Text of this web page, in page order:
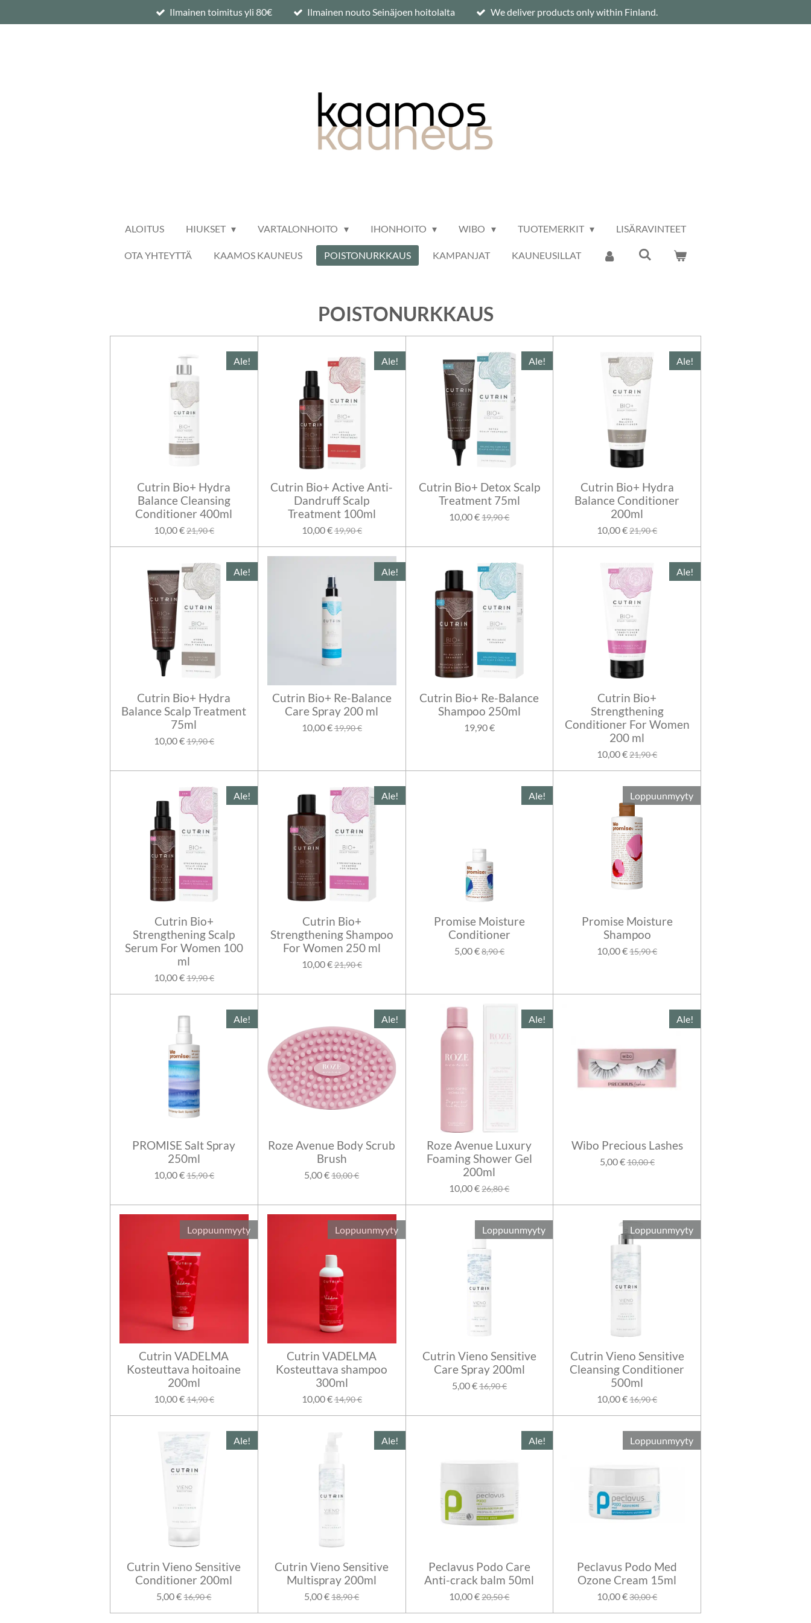
pääsisältöön
Ilmainen toimitus yli 80€ Ilmainen nouto Seinäjoen hoitolalta We deliver products only within Finland.
ALOITUS HIUKSET VARTALONHOITO IHONHOITO WIBO TUOTEMERKIT LISÄRAVINTEET
OTA YHTEYTTÄ KAAMOS KAUNEUS POISTONURKKAUS KAMPANJAT KAUNEUSILLAT
POISTONURKKAUS
Ale!
Cutrin Bio+ Hydra
Balance Cleansing
Conditioner 400ml
10,00 €21,90 €
Ale!
Cutrin Bio+ Active Anti-
Dandruff Scalp
Treatment 100ml
10,00 €19,90 €
Ale!
Cutrin Bio+ Detox Scalp
Treatment 75ml
10,00 €19,90 €
Ale!
Cutrin Bio+ Hydra
Balance Conditioner
200ml
10,00 €21,90 €
Ale!
Cutrin Bio+ Hydra
Balance Scalp Treatment
75ml
10,00 €19,90 €
Ale!
Cutrin Bio+ Re-Balance
Care Spray 200 ml
10,00 €19,90 €
Cutrin Bio+ Re-Balance
Shampoo 250ml
19,90 €
Ale!
Cutrin Bio+
Strengthening
Conditioner For Women
200 ml
10,00 €21,90 €
Ale!
Cutrin Bio+
Strengthening Scalp
Serum For Women 100
ml
10,00 €19,90 €
Ale!
Cutrin Bio+
Strengthening Shampoo
For Women 250 ml
10,00 €21,90 €
Ale!
Promise Moisture
Conditioner
5,00 €8,90 €
Loppuunmyyty
Promise Moisture
Shampoo
10,00 €15,90 €
Ale!
PROMISE Salt Spray
250ml
10,00 €15,90 €
Ale!
Roze Avenue Body Scrub
Brush
5,00 €10,00 €
Ale!
Roze Avenue Luxury
Foaming Shower Gel
200ml
10,00 €26,80 €
Ale!
Wibo Precious Lashes
5,00 €10,00 €
Loppuunmyyty
Cutrin VADELMA
Kosteuttava hoitoaine
200ml
10,00 €14,90 €
Loppuunmyyty
Cutrin VADELMA
Kosteuttava shampoo
300ml
10,00 €14,90 €
Loppuunmyyty
Cutrin Vieno Sensitive
Care Spray 200ml
5,00 €16,90 €
Loppuunmyyty
Cutrin Vieno Sensitive
Cleansing Conditioner
500ml
10,00 €16,90 €
Ale!
Cutrin Vieno Sensitive
Conditioner 200ml
5,00 €16,90 €
Ale!
Cutrin Vieno Sensitive
Multispray 200ml
5,00 €18,90 €
Ale!
Peclavus Podo Care
Anti-crack balm 50ml
10,00 €20,50 €
Loppuunmyyty
Peclavus Podo Med
Ozone Cream 15ml
10,00 €30,00 €